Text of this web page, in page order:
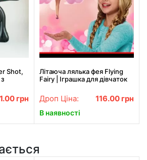
Shot,
грн
Літаюча лялька фея Flying
Fairy | Іграшка для дівчаток
Дроп Ціна: 116.00 грн
В наявності